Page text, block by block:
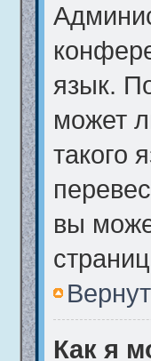
язык.
может
такого
вы
Как я